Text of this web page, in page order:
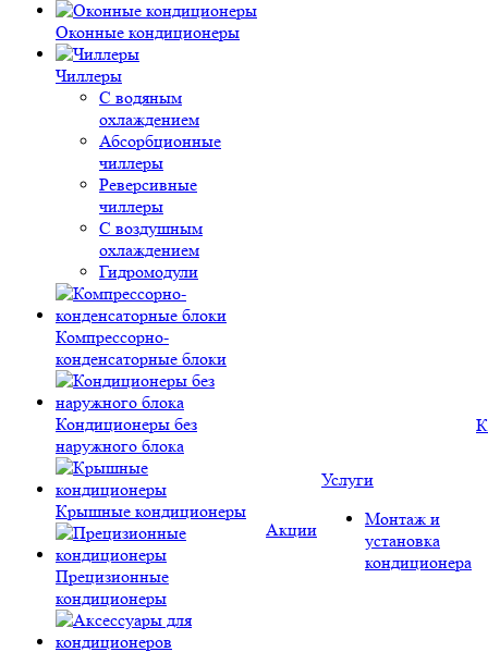
Оконные кондиционеры
Чиллеры
С водяным
охлаждением
Абсорбционные
чиллеры
Реверсивные
чиллеры
С воздушным
охлаждением
Гидромодули
Компрессорно-
конденсаторные блоки
Кондиционеры без
наружного блока
Крышные кондиционеры
Прецизионные
кондиционеры
Акции
Услуги
Монтаж и
установка
кондиционера